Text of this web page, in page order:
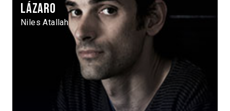
Lázaro
Niles Atallah